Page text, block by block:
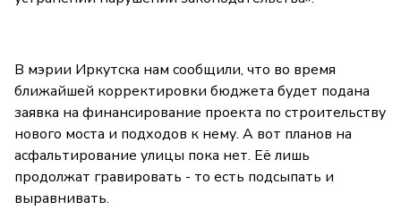
В мэрии Иркутска нам сообщили, что во время
ближайшей корректировки бюджета будет подана
заявка на финансирование проекта по строительству
нового моста и подходов к нему. А вот планов на
асфальтирование улицы пока нет. Её лишь
продолжат гравировать - то есть подсыпать и
выравнивать.